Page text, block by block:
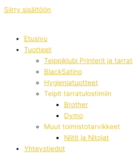
Siirry sisältöön
Etusivu
Tuotteet
Teippiklubi Printerit ja tarrat
BlackSatino
Hygieniatuotteet
Teipit tarratulostimiin
Brother
Dymo
Muut toimistotarvikkeet
Niitit ja Nitojat
Yhteystiedot